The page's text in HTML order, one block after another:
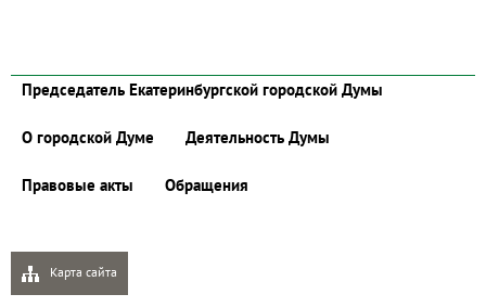
Председатель Екатеринбургской городской Думы
О городской Думе Деятельность Думы
Правовые акты Обращения
Карта сайта